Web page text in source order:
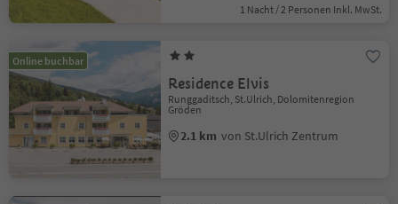
1 Nacht / 2 Personen Inkl. MwSt.
Online buchbar
Residence Elvis
Runggaditsch, St.Ulrich, Dolomitenregion
Gröden
2.1 km von St.Ulrich Zentrum